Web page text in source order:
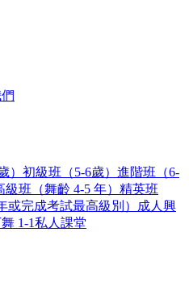
） 初級班（5-6歲） 進階班（6-
級班（舞齡 4-5 年） 精英班
或完成考試最高級別）
成人興
1-1私人課堂